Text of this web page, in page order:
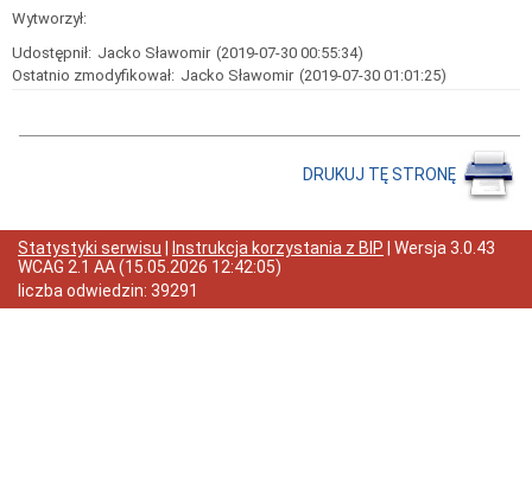
stanie
zapewnienia
dostępności
podmiotu
publicznego
ofertowe
2025
Rok
2024
Rok
Wytworzył:
Udostępnił: Jacko Sławomir (2019-07-30 00:55:34)
Ostatnio zmodyfikował: Jacko Sławomir (2019-07-30 01:01:25)
DRUKUJ TĘ STRONĘ
Statystyki serwisu Instrukcja korzystania z BIP | Wersja 3.0.43
WCAG 2.1 AA(15.05.2026 12:42:05)
liczba odwiedzin: 39291